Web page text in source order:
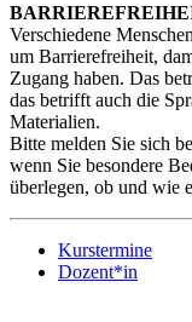
Verschiedene
um Barrierefreiheit,
Zugang haben. Das
das betrifft auch die
Materialien.
Bitte melden Sie sich
wenn Sie besondere
überlegen, ob und wie
Kurstermine
Dozent*in